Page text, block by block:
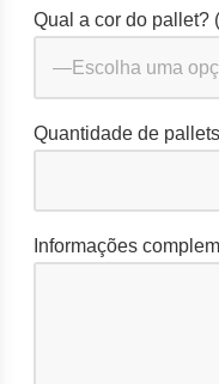
Qual a cor do pallet?
Quantidade de
Informações